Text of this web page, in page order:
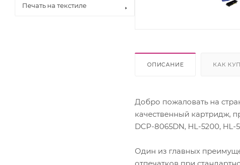
ОПИСАНИЕ КАК
Добро пожаловать на
качественный картридж,
DCP-8065DN, HL-5200,
Один из главных
Panasonic
Pantum
Ricoh
Печать на текстиле